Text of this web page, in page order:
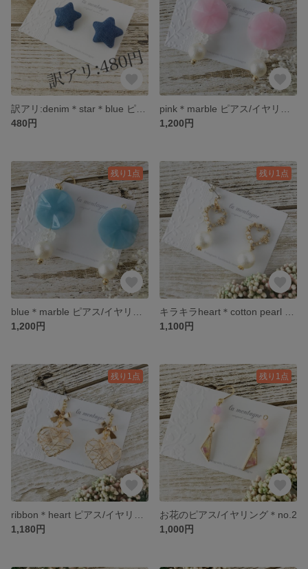
480円
1,200円
残り1点
1,200円
残り1点
1,100円
残り1点
1,180円
残り1点
お花のピアス/イヤリング＊no.2
1,000円